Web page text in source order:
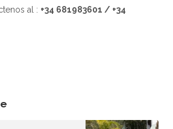
al : +34 681983601 / +34